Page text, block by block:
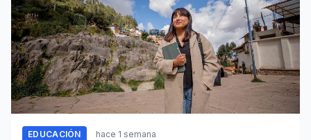
EDUCACIÓN hace 1 semana